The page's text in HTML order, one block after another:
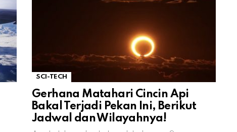
SCI-TECH
Gerhana Matahari Cincin Api
Bakal Terjadi Pekan Ini, Berikut
Jadwal dan Wilayahnya!